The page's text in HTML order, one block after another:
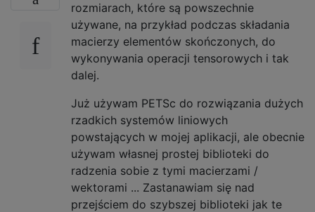
rozmiarach, które są powszechnie
używane, na przykład podczas składania
macierzy elementów skończonych, do
wykonywania operacji tensorowych i tak
dalej.
Już używam PETSc do rozwiązania dużych
rzadkich systemów liniowych
powstających w mojej aplikacji, ale obecnie
używam własnej prostej biblioteki do
radzenia sobie z tymi macierzami /
wektorami ... Zastanawiam się nad
przejściem do szybszej biblioteki jak te